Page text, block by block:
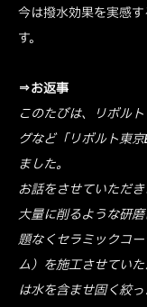
今は撥水効果を実感
す。
⇒お返事
このたびは、リボル
グなど「リボルト東
ました。
お話をさせていただ
大量に削るような研
題なくセラミックコ
ム）を施工させてい
は水を含ませ固く絞